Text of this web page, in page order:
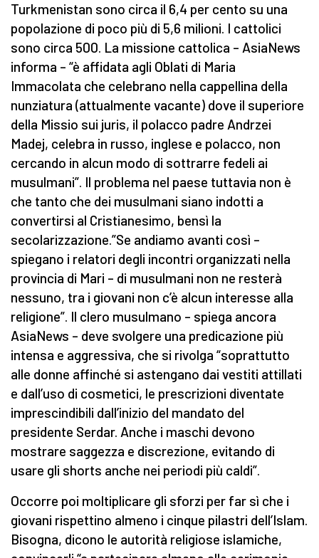
Turkmenistan sono circa il 6,4 per cento su una
popolazione di poco più di 5,6 milioni. I cattolici
sono circa 500. La missione cattolica – AsiaNews
informa – “è affidata agli Oblati di Maria
Immacolata che celebrano nella cappellina della
nunziatura (attualmente vacante) dove il superiore
della Missio sui juris, il polacco padre Andrzei
Madej, celebra in russo, inglese e polacco, non
cercando in alcun modo di sottrarre fedeli ai
musulmani”. Il problema nel paese tuttavia non è
che tanto che dei musulmani siano indotti a
convertirsi al Cristianesimo, bensì la
secolarizzazione.”Se andiamo avanti così –
spiegano i relatori degli incontri organizzati nella
provincia di Mari – di musulmani non ne resterà
nessuno, tra i giovani non c’è alcun interesse alla
religione”. Il clero musulmano – spiega ancora
AsiaNews – deve svolgere una predicazione più
intensa e aggressiva, che si rivolga “soprattutto
alle donne affinché si astengano dai vestiti attillati
e dall’uso di cosmetici, le prescrizioni diventate
imprescindibili dall’inizio del mandato del
presidente Serdar. Anche i maschi devono
mostrare saggezza e discrezione, evitando di
usare gli shorts anche nei periodi più caldi”.
Occorre poi moltiplicare gli sforzi per far sì che i
giovani rispettino almeno i cinque pilastri dell’Islam.
Bisogna, dicono le autorità religiose islamiche,